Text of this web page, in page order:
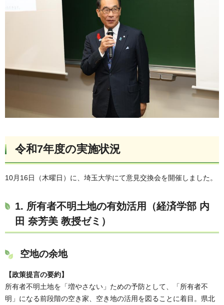
令和7年度の実施状況
10月16日（木曜日）に、埼玉大学にて意見交換会を開催しました。
1. 所有者不明土地の有効活用（経済学部 内
田 奈芳美 教授ゼミ）
空地の余地
【政策提言の要約】
所有者不明土地を「増やさない」ための予防として、「所有者不
明」になる前段階の空き家、空き地の活用を図ることに着目。県北